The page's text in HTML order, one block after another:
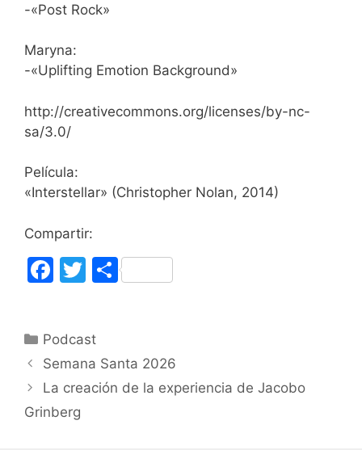
-«Post Rock»
Maryna:
-«Uplifting Emotion Background»
http://creativecommons.org/licenses/by-nc-
sa/3.0/
Película:
«Interstellar» (Christopher Nolan, 2014)
Compartir:
F
e
b
o
o
T
er
C
ar
tir
Categorías
Podcast
Semana Santa 2026
La creación de la experiencia de Jacobo
Grinberg